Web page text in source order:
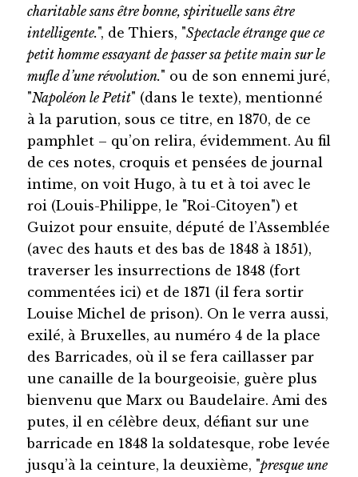
charitable sans être bonne, spirituelle sans être
intelligente.", de Thiers, "Spectacle étrange que ce
petit homme essayant de passer sa petite main sur le
mufle d’une révolution." ou de son ennemi juré,
"Napoléon le Petit" (dans le texte), mentionné
à la parution, sous ce titre, en 1870, de ce
pamphlet – qu’on relira, évidemment. Au fil
de ces notes, croquis et pensées de journal
intime, on voit Hugo, à tu et à toi avec le
roi (Louis-Philippe, le "Roi-Citoyen") et
Guizot pour ensuite, député de l’Assemblée
(avec des hauts et des bas de 1848 à 1851),
traverser les insurrections de 1848 (fort
commentées ici) et de 1871 (il fera sortir
Louise Michel de prison). On le verra aussi,
exilé, à Bruxelles, au numéro 4 de la place
des Barricades, où il se fera caillasser par
une canaille de la bourgeoisie, guère plus
bienvenu que Marx ou Baudelaire. Ami des
putes, il en célèbre deux, défiant sur une
barricade en 1848 la soldatesque, robe levée
jusqu’à la ceinture, la deuxième, "presque une